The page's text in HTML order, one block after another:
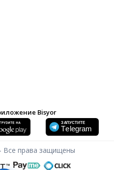
Bisyor
Все права защищены